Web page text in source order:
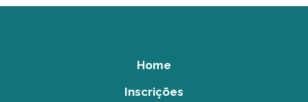
Home
Inscrições